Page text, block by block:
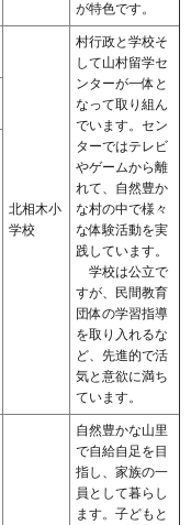
が特色です。
北相木小
学校
村行政と学校そ
して山村留学セ
ンターが一体と
なって取り組ん
でいます。セン
ターではテレビ
やゲームから離
れて、自然豊か
な村の中で様々
な体験活動を実
践しています。
学校は公立で
すが、民間教育
団体の学習指導
を取り入れるな
ど、先進的で活
気と意欲に満ち
ています。
自然豊かな山里
で自給自足を目
指し、家族の一
員として暮らし
ます。子どもと